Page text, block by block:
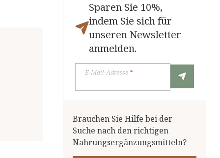
Sparen Sie 10%,
indem Sie sich für
unseren Newsletter
anmelden.
E-Mail-Adresse*
Brauchen Sie Hilfe bei der
Suche nach den richtigen
Nahrungsergänzungsmitteln?